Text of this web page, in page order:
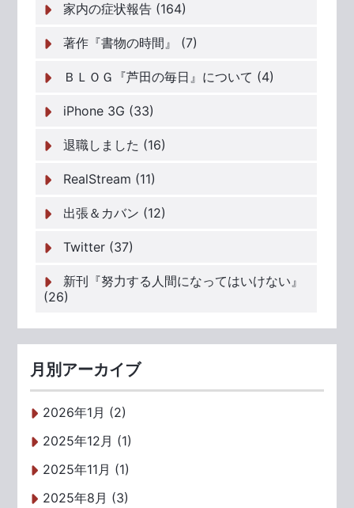
家内の症状報告 (164)
著作『書物の時間』 (7)
ＢＬＯＧ『芦田の毎日』について (4)
iPhone 3G (33)
退職しました (16)
RealStream (11)
出張＆カバン (12)
Twitter (37)
新刊『努力する人間になってはいけない』
(26)
月別アーカイブ
2026年1月 (2)
2025年12月 (1)
2025年11月 (1)
2025年8月 (3)